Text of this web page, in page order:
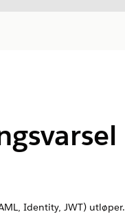
Identity, JWT) utløper.